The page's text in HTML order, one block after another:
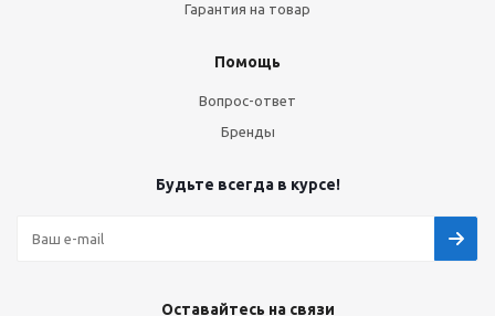
Гарантия на товар
Помощь
Вопрос-ответ
Бренды
Будьте всегда в курсе!
Оставайтесь на связи